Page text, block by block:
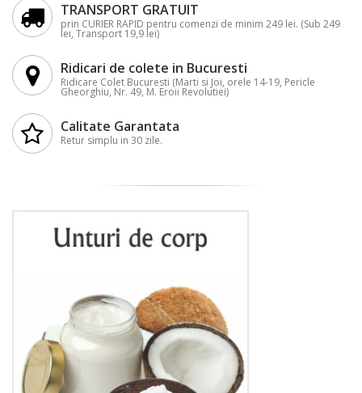
TRANSPORT GRATUIT
prin CURIER RAPID pentru comenzi de minim 249 lei. (Sub 249
lei, Transport 19,9 lei)
Ridicari de colete in Bucuresti
Ridicare Colet Bucuresti (Marti si Joi, orele 14-19, Pericle
Gheorghiu, Nr. 49, M. Eroii Revolutiei)
Calitate Garantata
Retur simplu in 30 zile.